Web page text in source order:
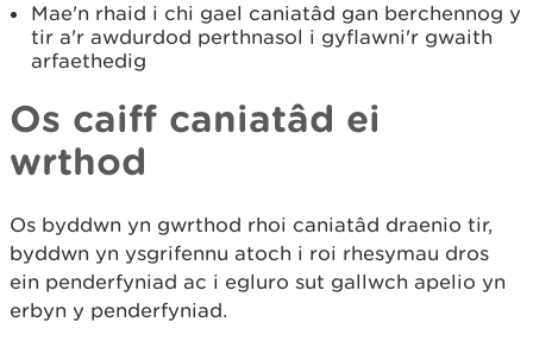
Mae'n rhaid i chi gael caniatâd gan berchennog y
tir a'r awdurdod perthnasol i gyflawni'r gwaith
arfaethedig
Os caiff caniatâd ei
wrthod
Os byddwn yn gwrthod rhoi caniatâd draenio tir,
byddwn yn ysgrifennu atoch i roi rhesymau dros
ein penderfyniad ac i egluro sut gallwch apelio yn
erbyn y penderfyniad.